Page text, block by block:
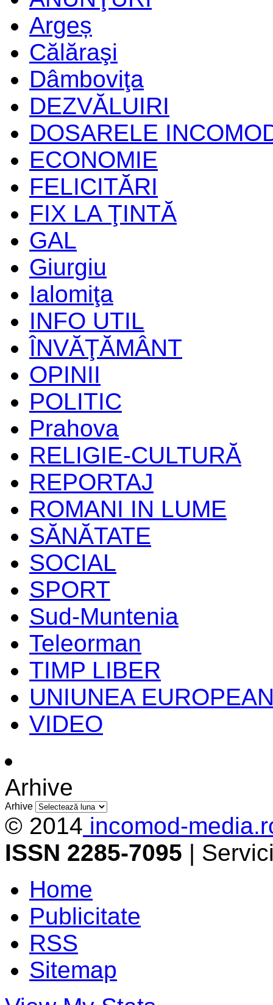
Argeș
Călăraşi
Dâmboviţa
DEZVĂLUIRI
DOSARELE
ECONOMIE
FELICITĂRI
FIX LA ŢINTĂ
GAL
Giurgiu
Ialomiţa
INFO UTIL
ÎNVĂŢĂMÂNT
OPINII
POLITIC
Prahova
RELIGIE-CULTURĂ
REPORTAJ
ROMANI IN LUME
SĂNĂTATE
SOCIAL
SPORT
Sud-Muntenia
Teleorman
TIMP LIBER
UNIUNEA
VIDEO
Arhive
Arhive
© 2014 incomod-
ISSN 2285-7095 |
Home
Publicitate
RSS
Sitemap